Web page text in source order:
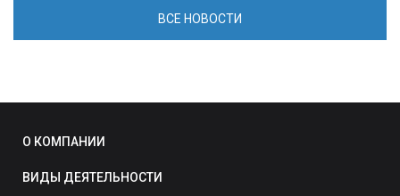
ВСЕ НОВОСТИ
О КОМПАНИИ
ВИДЫ ДЕЯТЕЛЬНОСТИ